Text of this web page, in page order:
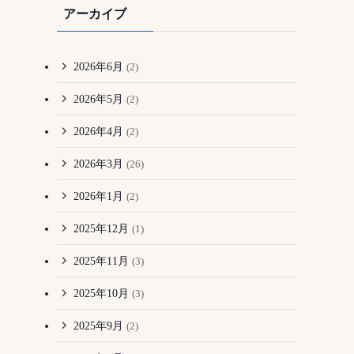
アーカイブ
2026年6月 (2)
2026年5月 (2)
2026年4月 (2)
2026年3月 (26)
2026年1月 (2)
2025年12月 (1)
2025年11月 (3)
2025年10月 (3)
2025年9月 (2)